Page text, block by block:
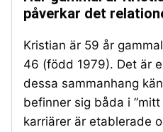
påverkar det
Kristian är 59 år
46 (född 1979). Det är
dessa sammanhang
befinner sig båda i
karriärer är etablerade